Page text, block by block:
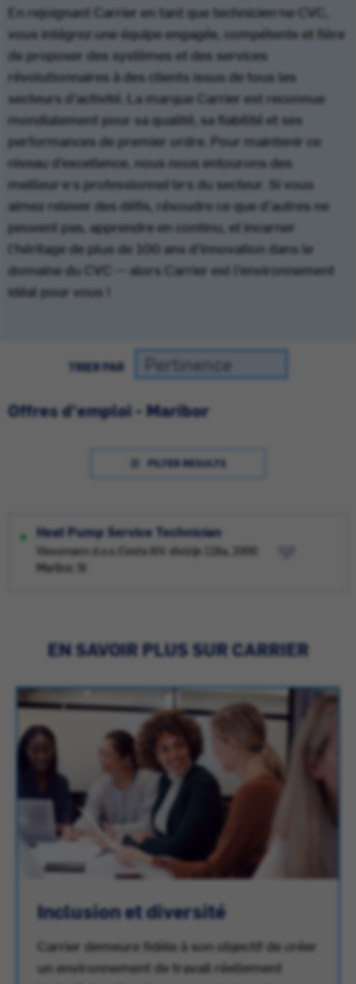
En rejoignant Carrier en tant que technicien·ne CVC,
vous intégrez une équipe engagée, compétente et fière
de proposer des systèmes et des services
révolutionnaires à des clients issus de tous les
secteurs d’activité. La marque Carrier est reconnue
mondialement pour sa qualité, sa fiabilité et ses
performances de premier ordre. Pour maintenir ce
niveau d’excellence, nous nous entourons des
meilleur·e·s professionnel·le·s du secteur. Si vous
aimez relever des défis, résoudre ce que d’autres ne
peuvent pas, apprendre en continu, et incarner
l’héritage de plus de 100 ans d’innovation dans le
domaine du CVC — alors Carrier est l’environnement
idéal pour vous !
TRIER PAR
Offres d'emploi - Maribor
FILTER RESULTS
Heat Pump Service Technician
Viessmann d.o.o.:Cesta XIV. divizije 116a, 2000
Maribor, SI
EN SAVOIR PLUS SUR CARRIER
Inclusion et diversité
Carrier demeure fidèle à son objectif de créer
un environnement de travail réellement